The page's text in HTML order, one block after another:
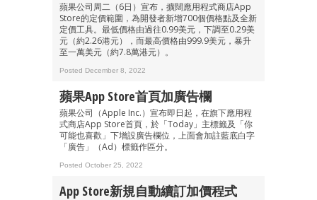
蘋果公司周二（6日）宣布，擴闊應用程式商店App
Store的定價範圍，為開發者新增700個價格點及全新
定價工具。最低價格由過往0.99美元，下調至0.29美
元（約2.26港元），而最高價格由999.9美元，暴升
至一萬美元（約7.8萬港元）。
Posted December 8, 2022
蘋果App Store首頁加廣告欄
蘋果公司（Apple Inc.）宣布即日起，在旗下應用程
式商店App Store首頁，於「Today」主標籤及「你
可能也喜歡」下增設廣告欄位，上面會加註藍底白字
「廣告」（Ad）標籤作區分。
Posted October 25, 2022
App Store新規自動續訂加價程式